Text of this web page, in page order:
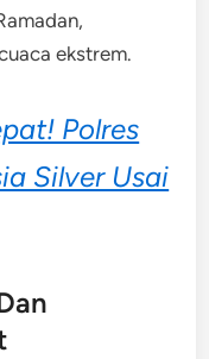
ekstrem.
Polres
Silver Usai